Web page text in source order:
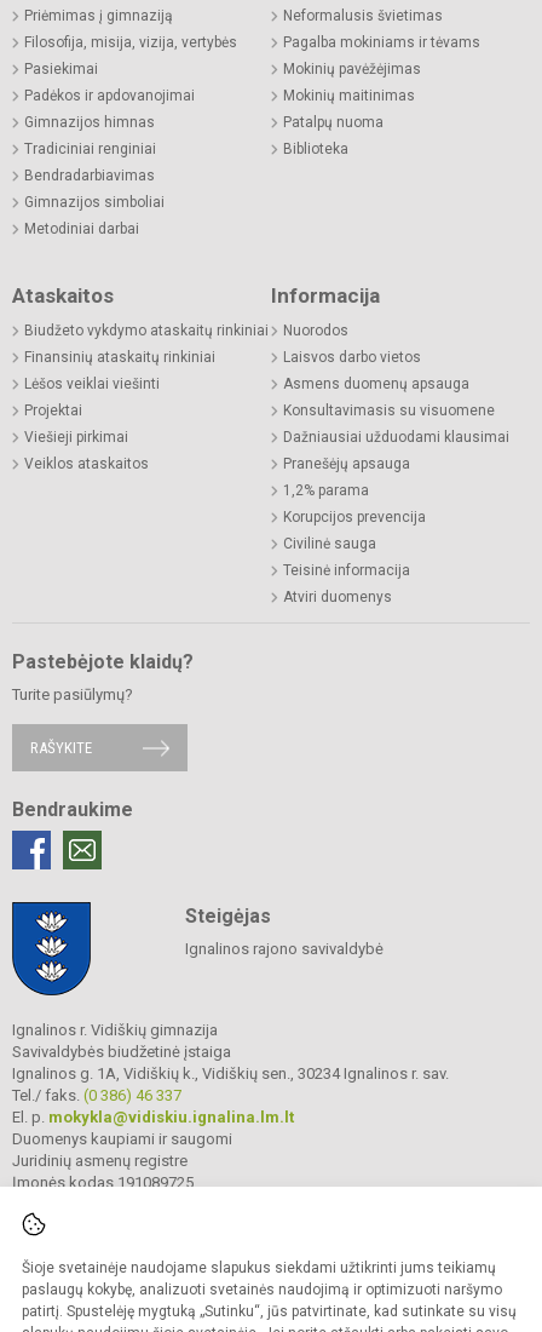
Šioje svetainėje naudojame slapukus siekdami užtikrinti jums teikiamų
paslaugų kokybę, analizuoti svetainės naudojimą ir optimizuoti naršymo
patirtį. Spustelėję mygtuką „Sutinku“, jūs patvirtinate, kad sutinkate su visų
Priėmimas į gimnaziją
Filosofija, misija, vizija, vertybės
Pasiekimai
Padėkos ir apdovanojimai
Gimnazijos himnas
Tradiciniai renginiai
Bendradarbiavimas
Gimnazijos simboliai
Metodiniai darbai
Neformalusis švietimas
Pagalba mokiniams ir tėvams
Mokinių pavėžėjimas
Mokinių maitinimas
Patalpų nuoma
Biblioteka
Ataskaitos
Biudžeto vykdymo ataskaitų rinkiniai
Finansinių ataskaitų rinkiniai
Lėšos veiklai viešinti
Projektai
Viešieji pirkimai
Veiklos ataskaitos
Informacija
Nuorodos
Laisvos darbo vietos
Asmens duomenų apsauga
Konsultavimasis su visuomene
Dažniausiai užduodami klausimai
Pranešėjų apsauga
1,2% parama
Korupcijos prevencija
Civilinė sauga
Teisinė informacija
Atviri duomenys
Pastebėjote klaidų?
Turite pasiūlymų?
RAŠYKITE
Bendraukime
Steigėjas
Ignalinos rajono savivaldybė
Ignalinos r. Vidiškių gimnazija
Savivaldybės biudžetinė įstaiga
Ignalinos g. 1A, Vidiškių k., Vidiškių sen., 30234 Ignalinos r. sav.
Tel./ faks. (0 386) 46 337
El. p. mokykla@vidiskiu.ignalina.lm.lt
Duomenys kaupiami ir saugomi
Juridinių asmenų registre
Įmonės kodas 191089725
© 2025. Ignalinos r. Vidiškių gimnazija. Visos teisės saugomos.
Kopijuoti turinį be raštiško gimnazijos sutikimo griežtai draudžiama.
Prieinamumo paraiška Slapukų valdymas